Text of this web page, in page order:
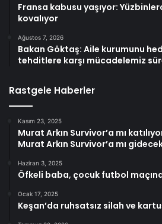
Fransa kabusu yaşıyor:
kovalıyor
Ağustos 7, 2026
Bakan Göktaş: Aile kurumunu
tehditlere karşı mücadelemiz
Rastgele Haberler
Kasım 23, 2025
Murat Arkın Survivor’a mı
Murat Arkın Survivor’a mı
Haziran 3, 2025
Öfkeli baba, çocuk futbol
Ocak 17, 2025
Keşan’da ruhsatsız silah ve